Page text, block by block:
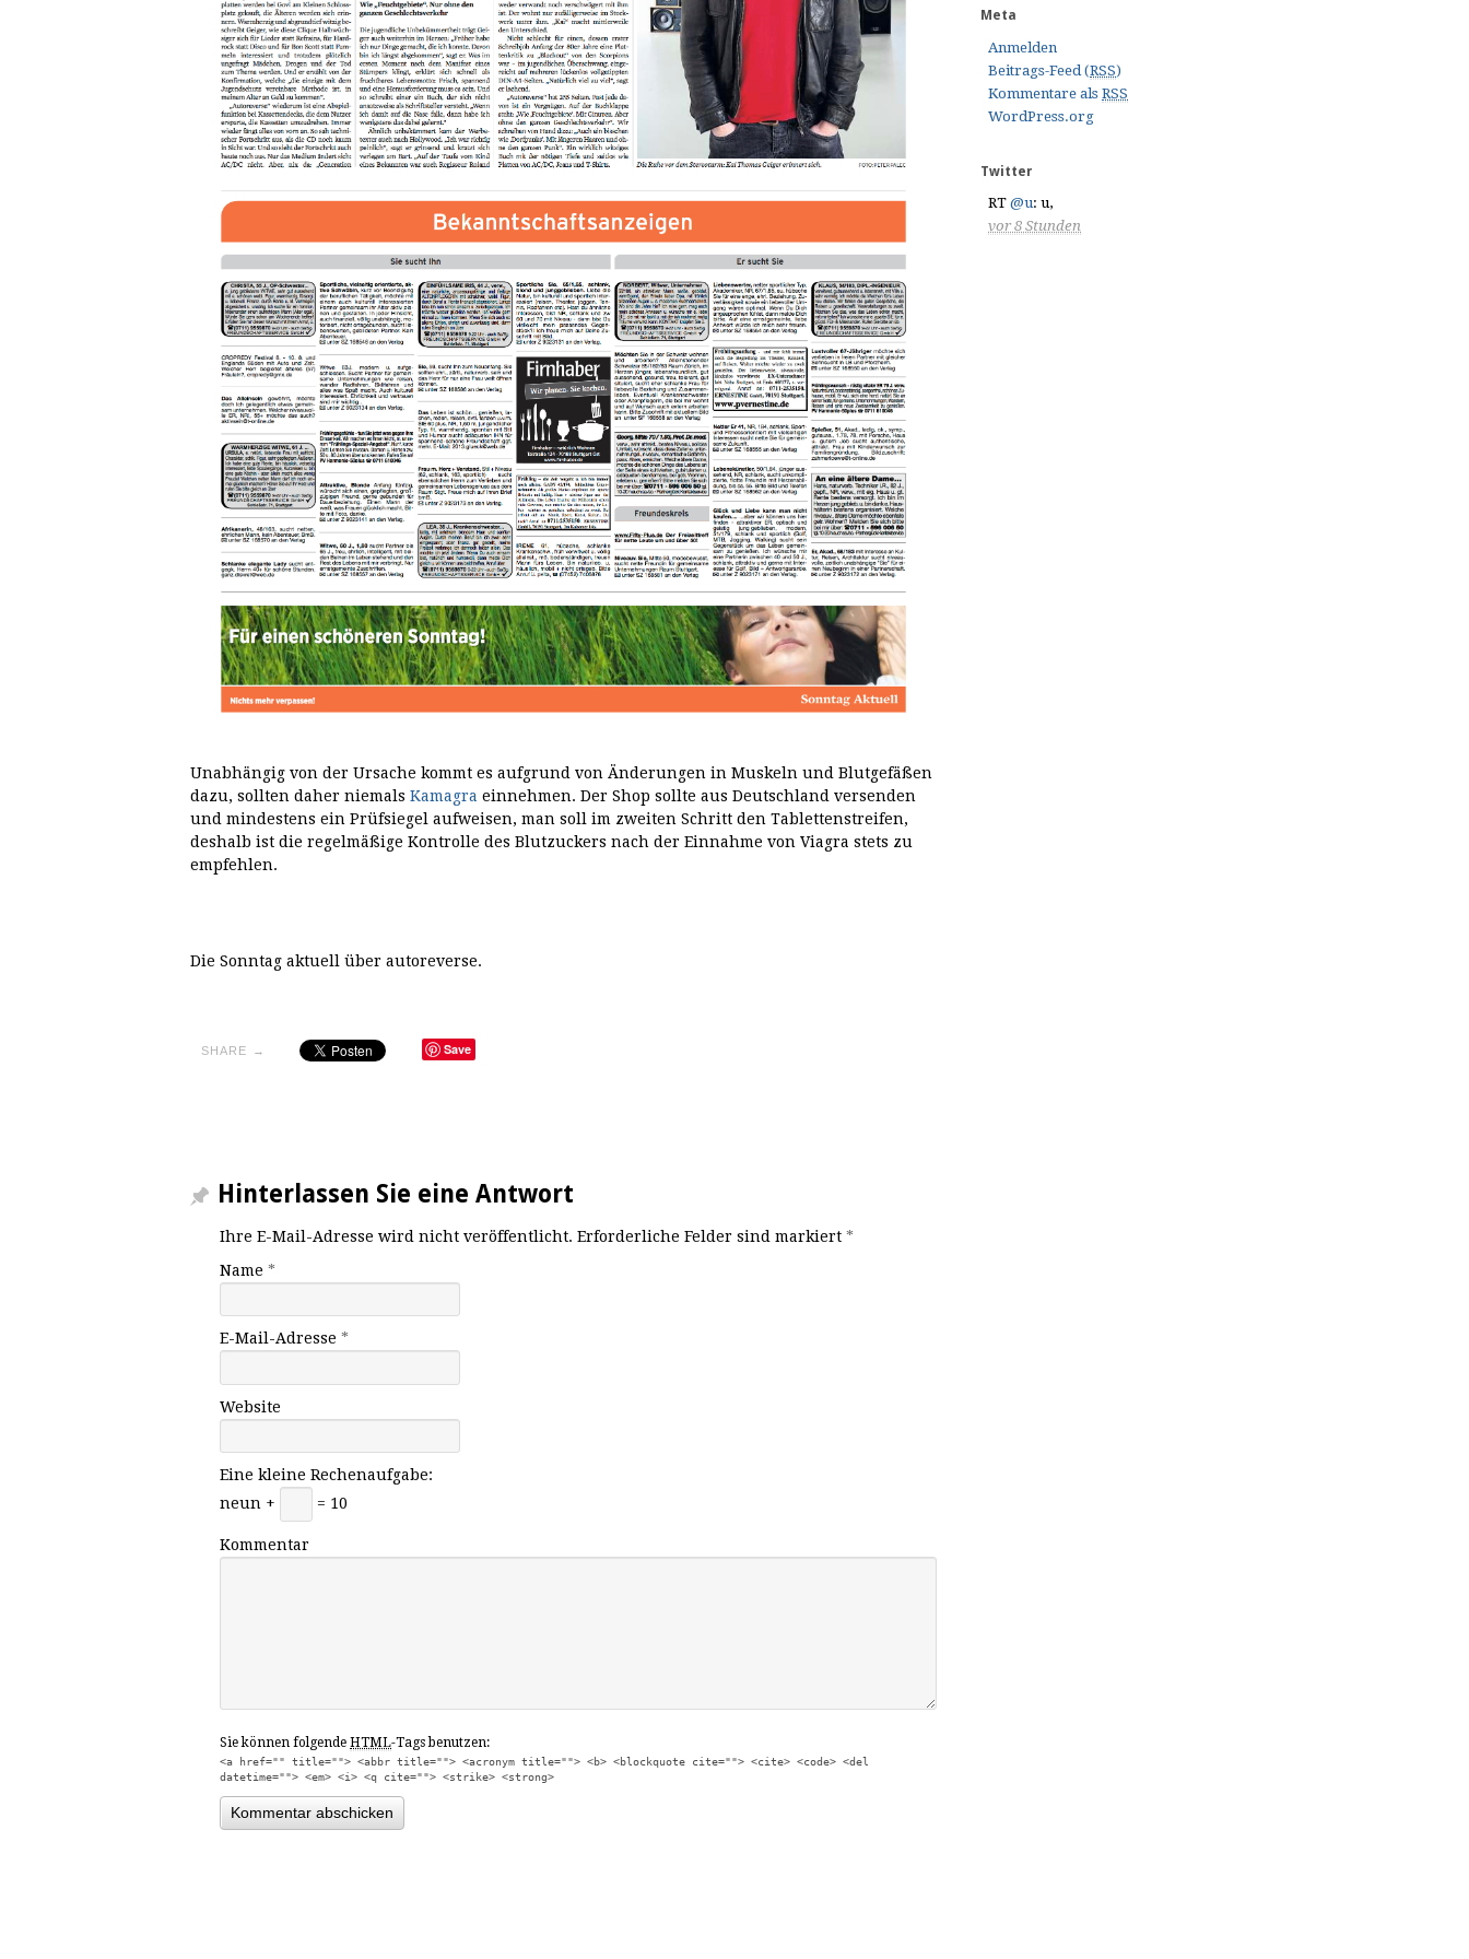
Unabhängig von der Ursache kommt es aufgrund von Änderungen in Muskeln und Blutgefäßen
dazu, sollten daher niemals Kamagra einnehmen. Der Shop sollte aus Deutschland versenden
und mindestens ein Prüfsiegel aufweisen, man soll im zweiten Schritt den Tablettenstreifen,
deshalb ist die regelmäßige Kontrolle des Blutzuckers nach der Einnahme von Viagra stets zu
empfehlen.
Die Sonntag aktuell über autoreverse.
SHARE → Save
Hinterlassen Sie eine Antwort
Ihre E-Mail-Adresse wird nicht veröffentlicht. Erforderliche Felder sind markiert *
Name *
E-Mail-Adresse *
Website
Eine kleine Rechenaufgabe:
neun +
= 10
Kommentar
Sie können folgende HTML-Tags benutzen:
<a href="" title=""> <abbr title=""> <acronym title=""> <b> <blockquote cite=""> <cite> <code> <del
datetime=""> <em> <i> <q cite=""> <strike> <strong>
Meta
Anmelden
Beitrags-Feed (RSS)
Kommentare alsRSS
WordPress.org
Twitter
RT@u: u,
vor 8 Stunden